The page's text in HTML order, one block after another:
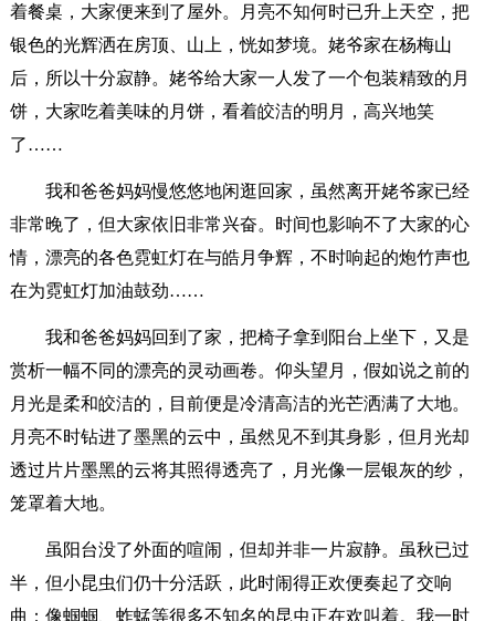
着餐桌，大家便来到了屋外。月亮不知何时已升上天空，把
银色的光辉洒在房顶、山上，恍如梦境。姥爷家在杨梅山
后，所以十分寂静。姥爷给大家一人发了一个包装精致的月
饼，大家吃着美味的月饼，看着皎洁的明月，高兴地笑
了……
我和爸爸妈妈慢悠悠地闲逛回家，虽然离开姥爷家已经
非常晚了，但大家依旧非常兴奋。时间也影响不了大家的心
情，漂亮的各色霓虹灯在与皓月争辉，不时响起的炮竹声也
在为霓虹灯加油鼓劲……
我和爸爸妈妈回到了家，把椅子拿到阳台上坐下，又是
赏析一幅不同的漂亮的灵动画卷。仰头望月，假如说之前的
月光是柔和皎洁的，目前便是冷清高洁的光芒洒满了大地。
月亮不时钻进了墨黑的云中，虽然见不到其身影，但月光却
透过片片墨黑的云将其照得透亮了，月光像一层银灰的纱，
笼罩着大地。
虽阳台没了外面的喧闹，但却并非一片寂静。虽秋已过
半，但小昆虫们仍十分活跃，此时闹得正欢便奏起了交响
曲：像蝈蝈、蚱蜢等很多不知名的昆虫正在欢叫着。我一时